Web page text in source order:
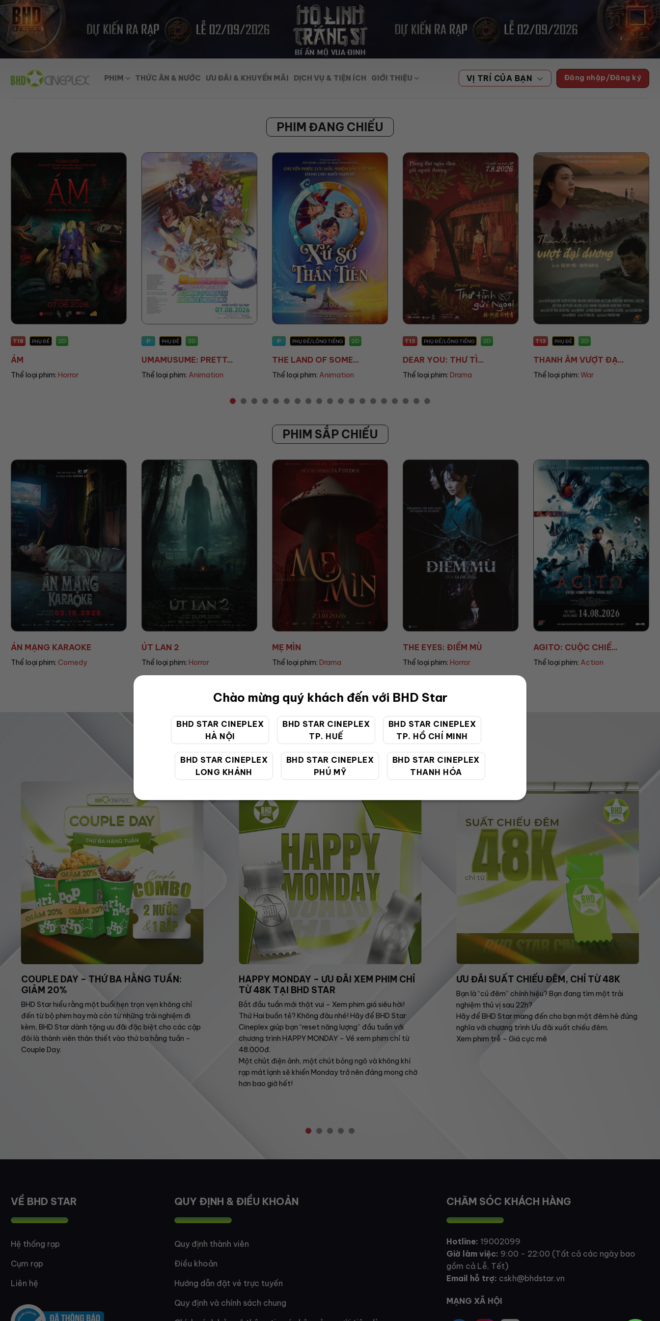
Chào mừng quý khách đến với BHD Star
BHD STAR CINEPLEX
HÀ NỘI
BHD STAR CINEPLEX
TP. HUẾ
BHD STAR CINEPLEX
TP. HỒ CHÍ MINH
BHD STAR CINEPLEX
LONG KHÁNH
BHD STAR CINEPLEX
PHÚ MỸ
BHD STAR CINEPLEX
THANH HÓA
Skip
to
content
PHIM THỨC ĂN & NƯỚC ƯU ĐÃI & KHUYẾN MÃI DỊCH VỤ & TIỆN ÍCH GIỚI THIỆU VỊ TRÍ CỦA BẠN Đăng nhập/Đăng ký
PHIM ĐANG CHIẾU
P PHỤ ĐỀ 2D
UMAMUSUME: PRETT...
Thể loại phim: Animation
P PHỤ ĐỀ/LỒNG TIẾNG
THE LAND OF SOME...
Thể loại phim: Animation
T13 PHỤ ĐỀ/LỒNG TIẾNG 2D
DEAR YOU: THƯ TÌ...
Thể loại phim: Drama
T13 PHỤ ĐỀ 2D
THANH ÂM VƯỢT ĐẠ...
Thể loại phim: War
T16 PHỤ ĐỀ 2D
KIJSADA PARADISE...
Thể loại phim: Horror
PHIM SẮP CHIẾU
ÚT LAN 2
Thể loại phim: Horror
MẸ MÌN
Thể loại phim: Drama
THE EYES: ĐIỂM MÙ
Thể loại phim: Horror
AGITO: CUỘC CHIẾ...
Thể loại phim: Action
AVENGERS: DOOMSD...
Thể loại phim: Sci-fi
ƯU ĐÃI ĐẶC BIỆT
COUPLE DAY – THỨ BA HẰNG TUẦN:
GIẢM 20%
BHD Star hiểu rằng một buổi hẹn trọn vẹn không chỉ
đến từ bộ phim hay mà còn từ những trải nghiệm đi
kèm, BHD Star dành tặng ưu đãi đặc biệt cho các cặp
đôi là thành viên thân thiết vào thứ ba hằng tuần –
Couple Day.
HAPPY MONDAY – ƯU ĐÃI XEM PHIM CHỈ
TỪ 48K TẠI BHD STAR
Bắt đầu tuần mới thật vui – Xem phim giá siêu hời!
Thứ Hai buồn tẻ? Không đâu nhé! Hãy để BHD Star
Cineplex giúp bạn “reset năng lượng” đầu tuần với
chương trình HAPPY MONDAY – Vé xem phim chỉ từ
48.000đ.
Một chút điện ảnh, một chút bỏng ngô và không khí
rạp mát lạnh sẽ khiến Monday trở nên đáng mong chờ
hơn bao giờ hết!
ƯU ĐÃI SUẤT CHIẾU ĐÊM, CHỈ TỪ 48K
Bạn là “cú đêm” chính hiệu? Bạn đang tìm một trải
nghiệm thú vị sau 22h?
Hãy để BHD Star mang đến cho bạn một đêm hè đúng
nghĩa với chương trình Ưu đãi xuất chiếu đêm.
Xem phim trễ – Giá cực mê
VỀ BHD STAR
Hệ thống rạp
Cụm rạp
Liên hệ
QUY ĐỊNH & ĐIỀU KHOẢN
Quy định thành viên
Điều khoản
Hướng dẫn đặt vé trực tuyến
Quy định và chính sách chung
CHĂM SÓC KHÁCH HÀNG
Hotline: 19002099
Giờ làm việc: 9:00 - 22:00 (Tất cả các ngày bao
gồm cả Lễ, Tết)
Email hỗ trợ: cskh@bhdstar.vn
MẠNG XÃ HỘI